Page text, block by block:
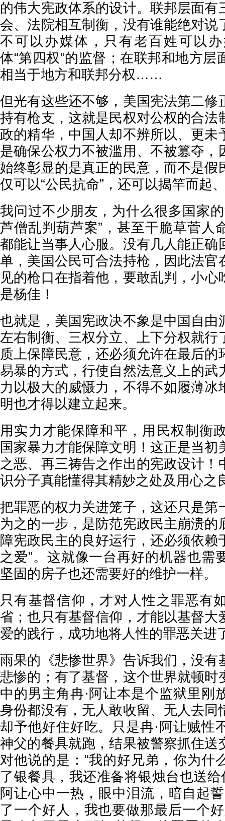
的伟大宪政体系的设计。联邦层面有
会、法院相互制衡，没有谁能绝对说
不可以办媒体，只有老百姓可以
体“第四权”的监督；在联邦和地方层
相当于地方和联邦分权……
但光有这些还不够，美国宪法第二修
持有枪支，这就是民权对公权的合法
政的精华，中国人却不辨所以、更未
是确保公权力不被滥用、不被篡夺，
始终彰显的是真正的民意，而不是假
仅可以“公民抗命”，还可以揭竿而起
我问过不少朋友，为什么很多国家
芦僧乱判葫芦案”，甚至干脆草菅人
都能让当事人心服。没有几人能正确
单，美国公民可合法持枪，因此法官
见的枪口在指着他，要敢乱判，小
是杨佳！
也就是，美国宪政决不象是中国自由
左右制衡、三权分立、上下分权就行
质上保障民意，还必须允许在最后的
易暴的方式，行使自然法意义上的武
力以极大的威慑力，不得不如履薄冰
明也才得以建立起来。
用实力才能保障和平，用民权制衡
国家暴力才能保障文明！这正是当初
之恶、再三祷告之作出的宪政设计！
识分子真能懂得其精妙之处及用心之
把罪恶的权力关进笼子，这还只是第
为之的一步，是防范宪政民主崩溃的
障宪政民主的良好运行，还必须依赖
之爱”。这就像一台再好的机器也需
坚固的房子也还需要好的维护一样。
只有基督信仰，才对人性之罪恶有
省；也只有基督信仰，才能以基督大
爱的践行，成功地将人性的罪恶关进
雨果的《悲惨世界》告诉我们，没有
悲惨的；有了基督，这个世界就顿时
中的男主角冉·阿让本是个监狱里刚
身份都没有，无人敢收留、无人去同
却予他好住好吃。只是冉·阿让贼性
神父的餐具就跑，结果被警察抓住送
对他说的是：“我的好兄弟，你为什
了银餐具，我还准备将银烛台也送给
阿让心中一热，眼中泪流，暗自起
了一个好人，我也要做那最后一个